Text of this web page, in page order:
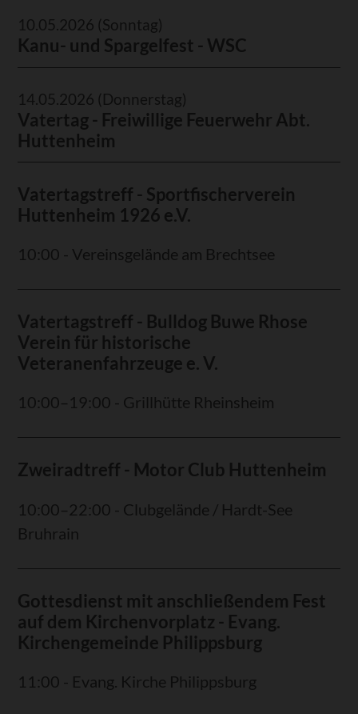
10.05.2026 (Sonntag)
Kanu- und Spargelfest - WSC
14.05.2026 (Donnerstag)
Vatertag - Freiwillige Feuerwehr Abt.
Huttenheim
Vatertagstreff - Sportfischerverein
Huttenheim 1926 e.V.
10:00 - Vereinsgelände am Brechtsee
Vatertagstreff - Bulldog Buwe Rhose
Verein für historische
Veteranenfahrzeuge e. V.
10:00–19:00 - Grillhütte Rheinsheim
Zweiradtreff - Motor Club Huttenheim
10:00–22:00 - Clubgelände / Hardt-See
Bruhrain
Gottesdienst mit anschließendem Fest
auf dem Kirchenvorplatz - Evang.
Kirchengemeinde Philippsburg
11:00 - Evang. Kirche Philippsburg